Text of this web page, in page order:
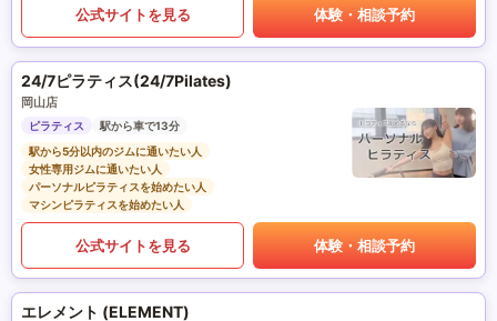
公式サイトを見る 体験・相談予約
24/7ピラティス(24/7Pilates)
岡山店
ピラティス
駅から車で13分
駅から5分以内のジムに通いたい人
女性専用ジムに通いたい人
パーソナルピラティスを始めたい人
マシンピラティスを始めたい人
公式サイトを見る 体験・相談予約
エレメント (ELEMENT)